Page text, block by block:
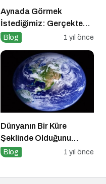
Aynada Görmek
İstediğimiz: Gerçekten
Kimiz?
Blog 1 yıl önce
Dünyanın Bir Küre
Şeklinde Olduğunu
Kanıtlayan Olaylar
Blog 1 yıl önce